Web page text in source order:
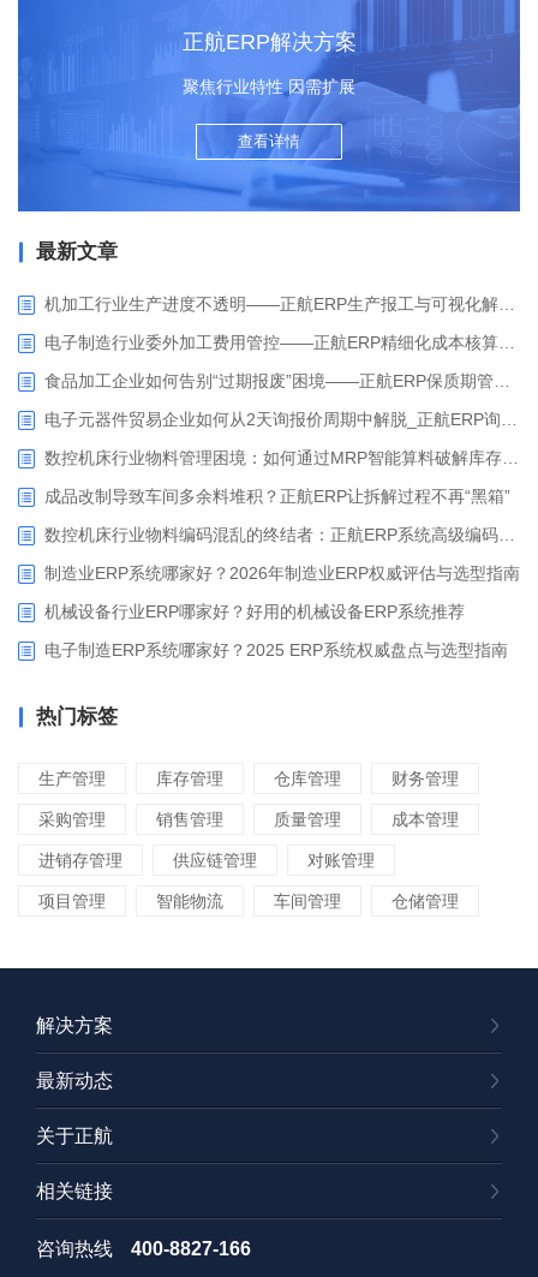
正航ERP解决方案
聚焦行业特性 因需扩展
查看详情
最新文章
成品改制导致车间多余料堆积？正航ERP让拆解过程不再“黑箱”
制造业ERP系统哪家好？2026年制造业ERP权威评估与选型指南
机械设备行业ERP哪家好？好用的机械设备ERP系统推荐
电子制造ERP系统哪家好？2025 ERP系统权威盘点与选型指南
热门标签
生产管理 库存管理 仓库管理 财务管理
采购管理 销售管理 质量管理 成本管理
进销存管理 供应链管理 对账管理
项目管理 智能物流 车间管理 仓储管理
解决方案
最新动态
关于正航
相关链接
咨询热线 400-8827-166